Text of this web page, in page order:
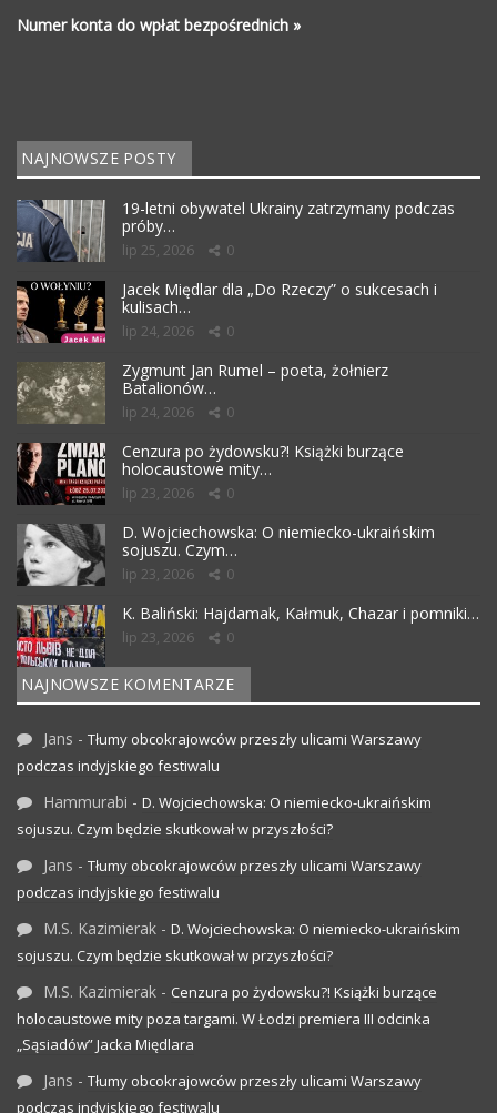
Numer konta do wpłat bezpośrednich »
NAJNOWSZE POSTY
19-letni obywatel Ukrainy zatrzymany podczas
próby…
lip 25, 2026 0
Jacek Międlar dla „Do Rzeczy” o sukcesach i
kulisach…
lip 24, 2026 0
Zygmunt Jan Rumel – poeta, żołnierz
Batalionów…
lip 24, 2026 0
Cenzura po żydowsku?! Książki burzące
holocaustowe mity…
lip 23, 2026 0
D. Wojciechowska: O niemiecko-ukraińskim
sojuszu. Czym…
lip 23, 2026 0
K. Baliński: Hajdamak, Kałmuk, Chazar i pomniki…
lip 23, 2026 0
NAJNOWSZE KOMENTARZE
Jans - Tłumy obcokrajowców przeszły ulicami Warszawy
podczas indyjskiego festiwalu
Hammurabi - D. Wojciechowska: O niemiecko-ukraińskim
sojuszu. Czym będzie skutkował w przyszłości?
Jans - Tłumy obcokrajowców przeszły ulicami Warszawy
podczas indyjskiego festiwalu
M.S. Kazimierak - D. Wojciechowska: O niemiecko-ukraińskim
sojuszu. Czym będzie skutkował w przyszłości?
M.S. Kazimierak - Cenzura po żydowsku?! Książki burzące
holocaustowe mity poza targami. W Łodzi premiera III odcinka
„Sąsiadów” Jacka Międlara
Jans - Tłumy obcokrajowców przeszły ulicami Warszawy
podczas indyjskiego festiwalu